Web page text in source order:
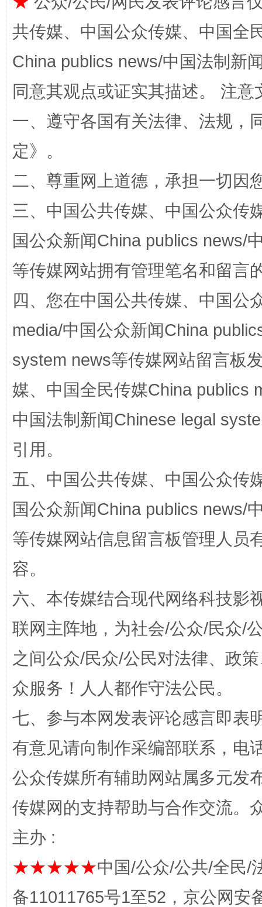
解纷+调解+退费，一次搞定
站台名比不上好声名
漫山遍野的桃花与雪山、麦地、白藏房 除
招工难、用工荒背后
这是一记警钟！ 谢
共传媒、中国公众传媒、中国全
China publics news/中国法制新
同意其观点或证实其描述。 注
一、遵守各国有关法律、法规，
定》。
二、尊重网上道德，承担一切因
三、中国公共传媒、中国公众传
国公众新闻China publics news/
等传媒网站拥有管理笔名和留言
四、您在中国公共传媒、中国公
media/中国公众新闻China
system news等传媒网站留言板
媒、中国全民传媒China publics
中国法制新闻Chinese legal
引用。
五、中国公共传媒、中国公众传
国公众新闻China publics news/
等传媒网站信息留言板管理人员
容。
六、本传媒结合现代网络科技影
联网主阵地，为社会/公众/民众/
之间公众/民众/公民对法律、政
众服务！人人都作守法公民。
七、参与本网发表评论感言即表
有意见请向制作采编部联系，电
公众传媒所有辅助网站属多元发
传媒网的支持帮助与合作交流。
主办 :
★★★★★中国/公众/公共/全民/
备11011765号1至52，京公网安